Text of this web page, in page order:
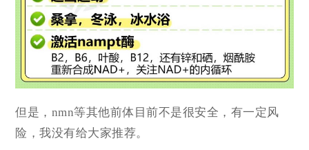
但是，nmn等其他前体目前不是很安全，有一定风
险，我没有给大家推荐。